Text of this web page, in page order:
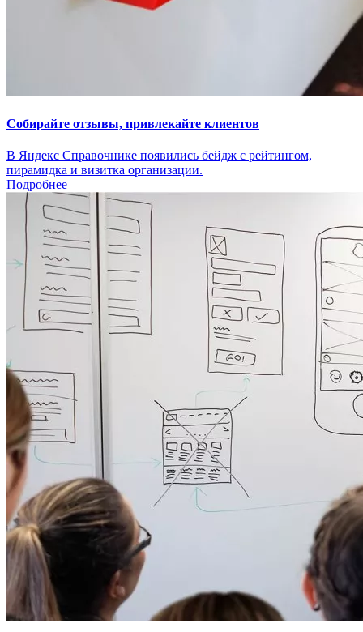
Собирайте отзывы, привлекайте клиентов
В Яндекс Справочнике появились бейдж с рейтингом,
пирамидка и визитка организации.
Подробнее